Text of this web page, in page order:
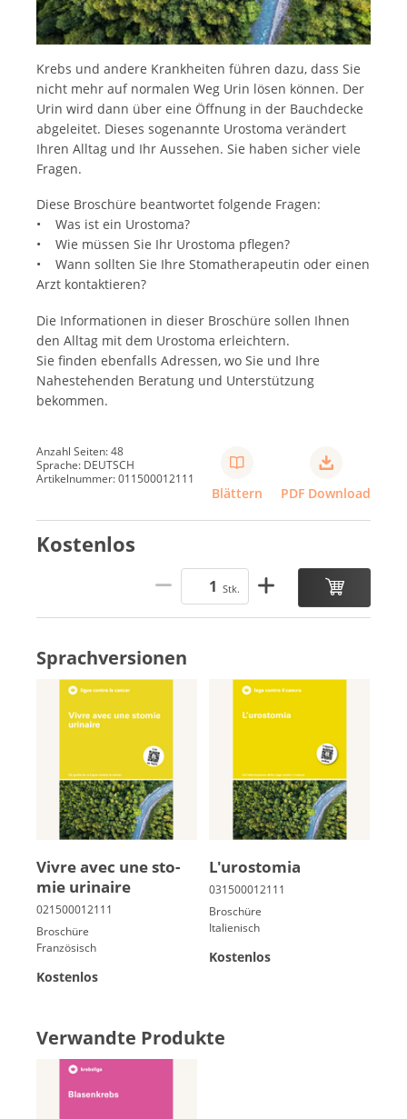
Krebs und andere Krankheiten führen dazu, dass Sie
nicht mehr auf normalen Weg Urin lösen können. Der
Urin wird dann über eine Öffnung in der Bauchdecke
abgeleitet. Dieses sogenannte Urostoma verändert
Ihren Alltag und Ihr Aussehen. Sie haben sicher viele
Fragen.
Diese Broschüre beantwortet folgende Fragen:
• Was ist ein Urostoma?
• Wie müssen Sie Ihr Urostoma pflegen?
• Wann sollten Sie Ihre Stomatherapeutin oder einen
Arzt kontaktieren?
Die Informationen in dieser Broschüre sollen Ihnen
den Alltag mit dem Urostoma erleichtern.
Sie finden ebenfalls Adressen, wo Sie und Ihre
Nahestehenden Beratung und Unterstützung
bekommen.
Anzahl Seiten: 48
Sprache: DEUTSCH
Artikelnummer: 011500012111
Blättern PDF Download
Kostenlos
Stk.
Sprachversionen
Vivre avec une sto­
mie uri­naire
Broschüre
Französisch
Kostenlos
L'uro­stomia
Broschüre
Italienisch
Kostenlos
Verwandte Produkte